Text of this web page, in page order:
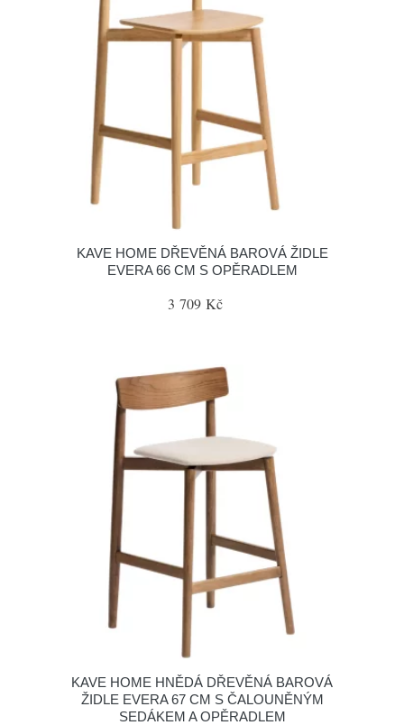
KAVE HOME DŘEVĚNÁ BAROVÁ ŽIDLE
EVERA 66 CM S OPĚRADLEM
3 709 Kč
KAVE HOME HNĚDÁ DŘEVĚNÁ BAROVÁ
ŽIDLE EVERA 67 CM S ČALOUNĚNÝM
SEDÁKEM A OPĚRADLEM